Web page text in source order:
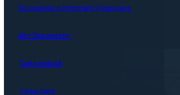
Guvernanță corporativă
Bistrița turistică
Evenimente locale
Hartă oraș
Ședințe online
Documente ședință
Hotărârile Consiliului Local
Concursuri
Proceduri de sistem
Cod conduită
Integritate
Documente și Informații Financiare
Alte Documente